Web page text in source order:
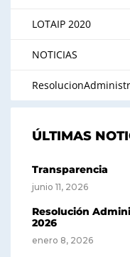
LOTAIP 2020
NOTICIAS
ÚLTIMAS
Transparencia
junio 11, 2026
Resolución
2026
enero 8, 2026